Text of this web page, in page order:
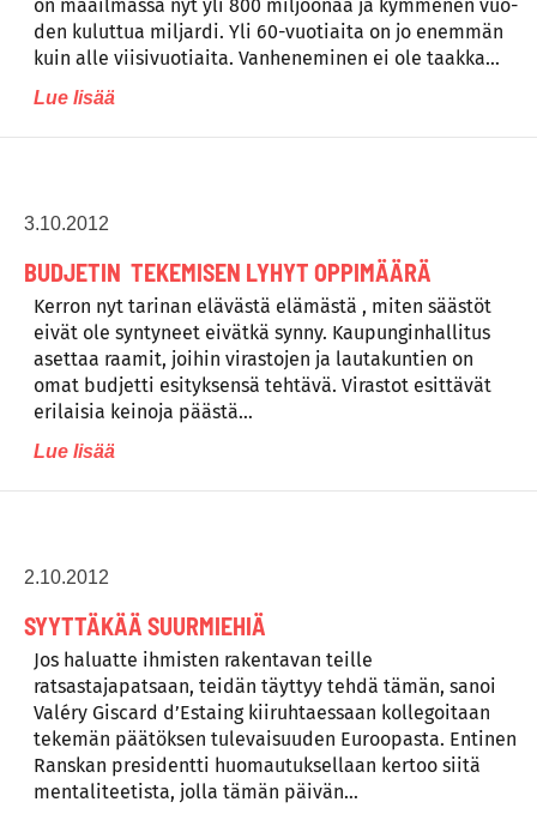
on maail­mas­sa nyt yli 800 mil­joo­naa ja kym­me­nen vuo­
den ku­lut­tua mil­jar­di. Yli 60-vuo­tiai­ta on jo enem­män
kuin al­le vii­si­vuo­tiai­ta. Van­he­ne­mi­nen ei ole taak­ka…
Lue lisää
3.10.2012
BUDJETIN TEKEMISEN LYHYT OPPIMÄÄRÄ
Kerron nyt tarinan elävästä elämästä , miten säästöt
eivät ole syntyneet eivätkä synny. Kaupunginhallitus
asettaa raamit, joihin virastojen ja lautakuntien on
omat budjetti esityksensä tehtävä. Virastot esittävät
erilaisia keinoja päästä…
Lue lisää
2.10.2012
SYYTTÄKÄÄ SUURMIEHIÄ
Jos haluatte ihmisten rakentavan teille
ratsastajapatsaan, teidän täyttyy tehdä tämän, sanoi
Valéry Giscard d’Estaing kiiruhtaessaan kollegoitaan
tekemän päätöksen tulevaisuuden Euroopasta. Entinen
Ranskan presidentti huomautuksellaan kertoo siitä
mentaliteetista, jolla tämän päivän…